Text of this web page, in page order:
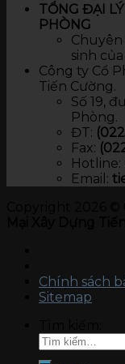
TỔNG ĐẠI LÝ
PHÒNG
sinh của
Công ty Cổ
Tiến Cường.
Số 19,
Phòng.
ĐT:
Fax:
Hotline:
Email:
Chính sách
Sitemap